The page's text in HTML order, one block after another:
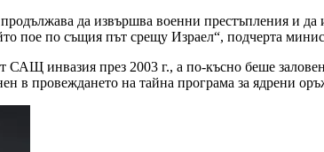
да извършва военни престъпления и
пое по същия път срещу Израел“, подчерта
САЩ инвазия през 2003 г., а по-късно беше
в провеждането на тайна програма за ядрени